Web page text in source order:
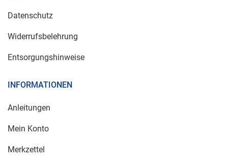
Datenschutz
Widerrufsbelehrung
Entsorgungshinweise
INFORMATIONEN
Anleitungen
Mein Konto
Merkzettel